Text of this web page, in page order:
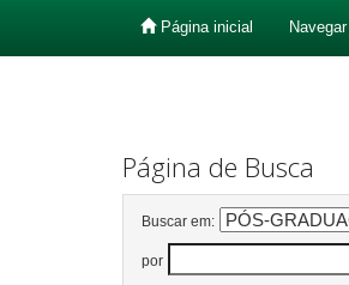
Página inicial Navegar
Página de Busca
Buscar em:
por